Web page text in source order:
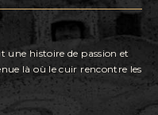
une histoire de passion et
là où le cuir rencontre les